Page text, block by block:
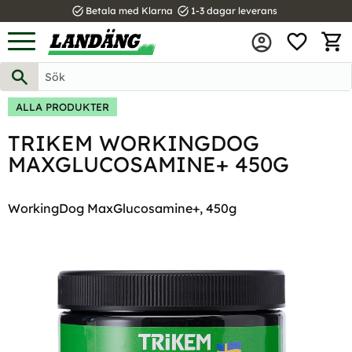
Meny
task_alt Betala med Klarna task_alt 1-3 dagar leverans
ALLA PRODUKTER
TRIKEM WORKINGDOG
MAXGLUCOSAMINE+ 450G
WorkingDog MaxGlucosamine+, 450g